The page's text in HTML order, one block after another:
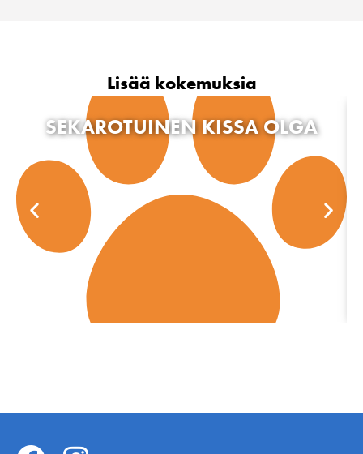
Lisää kokemuksia
SEKAROTUINEN KISSA OLGA